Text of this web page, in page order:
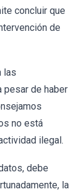
concluir que
de
las
pesar de haber
no está
ilegal.
debe
la